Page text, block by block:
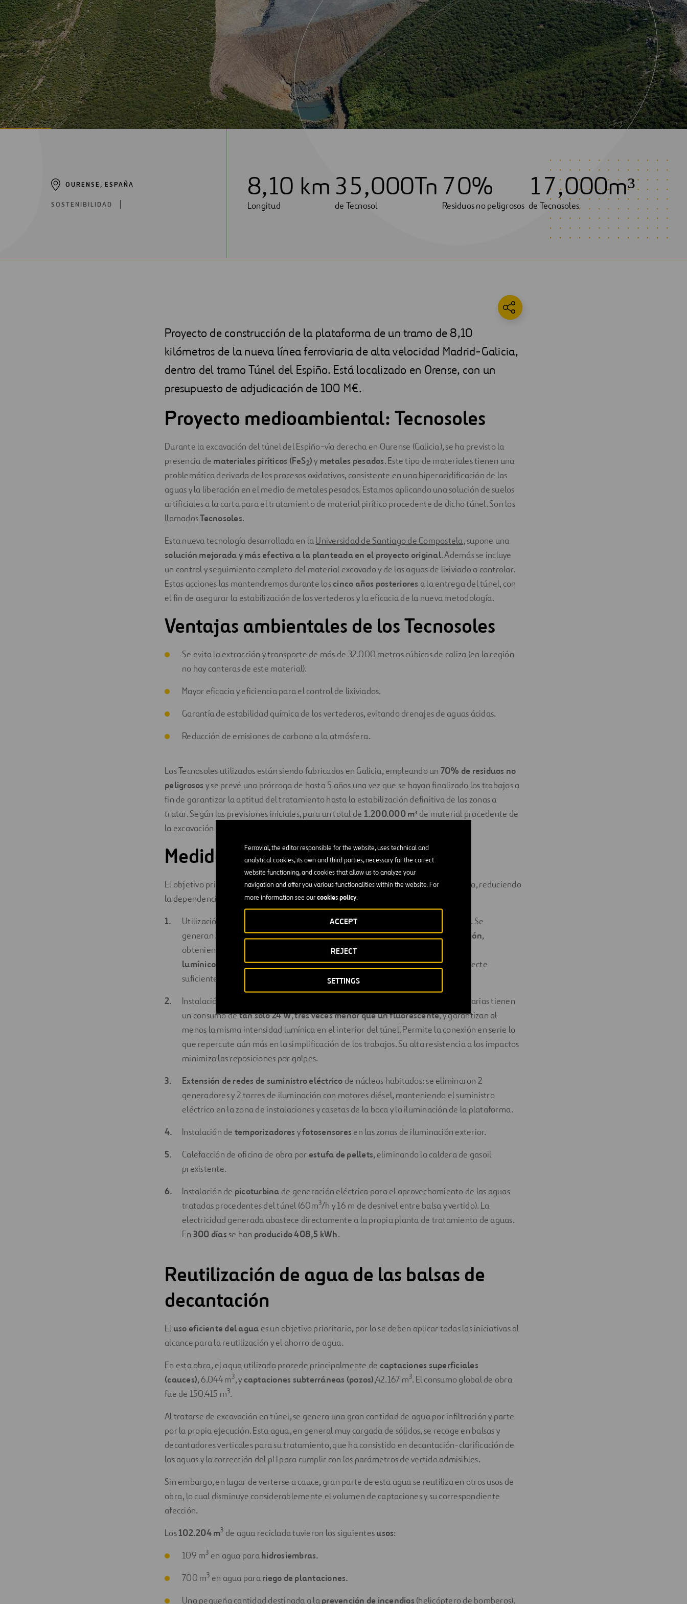
Ferrovial, the editor responsible for the website, uses technical and
analytical cookies, its own and third parties, necessary for the correct
website functioning, and cookies that allow us to analyze your
navigation and offer you various functionalities within the website. For
more information see ourcookies policy.
SETTINGS
REJECT
ACCEPT
Digitalización
Automatización
Ingeniería
OURENSE, ESPAÑA
SOSTENIBILIDAD
8,10 km
Longitud
35,000Tn
de Tecnosol
70%
Residuos no peligrosos
17,000m³
de Tecnosoles
Proyecto de construcción de la plataforma de un tramo de 8,10
kilómetros de la nueva línea ferroviaria de alta velocidad Madrid-Galicia,
dentro del tramo Túnel del Espiño. Está localizado en Orense, con un
presupuesto de adjudicación de 100 M€.
Proyecto medioambiental: Tecnosoles
Durante la excavación del túnel del Espiño-vía derecha en Ourense (Galicia), se ha previsto la
presencia de materiales piríticos (FeS2)y metales pesados. Este tipo de materiales tienen una
problemática derivada de los procesos oxidativos, consistente en una hiperacidificación de las
aguas y la liberación en el medio de metales pesados. Estamos aplicando una solución de suelos
artificiales a la carta para el tratamiento de material pirítico procedente de dicho túnel. Son los
llamadosTecnosoles.
Esta nueva tecnología desarrollada en laUniversidad de Santiago de Compostela, supone una
solución mejorada y más efectiva a la planteada en el proyecto original. Además se incluye
un control y seguimiento completo del material excavado y de las aguas de lixiviado a controlar.
Estas acciones las mantendremos durante loscinco años posteriores a la entrega del túnel, con
el fin de asegurar la estabilización de los vertederos y la eficacia de la nueva metodología.
Ventajas ambientales de los Tecnosoles
Se evita la extracción y transporte de más de 32.000 metros cúbicos de caliza (en la región
no hay canteras de este material).
Mayor eficacia y eficiencia para el control de lixiviados.
Garantía de estabilidad química de los vertederos, evitando drenajes de aguas ácidas.
Reducción de emisiones de carbono a la atmósfera.
Los Tecnosoles utilizados están siendo fabricados en Galicia, empleando un 70% de residuos no
peligrosos y se prevé una prórroga de hasta 5 años una vez que se hayan finalizado los trabajos a
fin de garantizar la aptitud del tratamiento hasta la estabilización definitiva de las zonas a
tratar. Según las previsiones iniciales, para un total de 1.200.000 m³ de material procedente de
la excavación se usarán unas
Medidas de eficiencia energética
El objetivo principal de este conjunto de actuaciones es el uso eficiente de la energía, reduciendo
la dependencia en obra de generadores y otros consumos diésel.
Utilización de
para alimentación de caseta y báscula de pesado. Se
generan320 W/díacon los dos paneles, además de unabatería de acumulación,
obteniendo tensión a
. Además, el equipo incluye un
lumínico que apaga automáticamente la luminaria interior en caso que se detecte
suficiente luz.
Instalación de luminarias de tecnología LED en el túnel de
. Estas luminarias tienen
un consumo detan sólo 24 W,tres veces menor que un fluorescente, y garantizan al
menos la misma intensidad lumínica en el interior del túnel. Permite la conexión en serie lo
que repercute aún más en la simplificación de los trabajos. Su alta resistencia a los impactos
minimiza las reposiciones por golpes.
Extensión de redes de suministro eléctrico de núcleos habitados: se eliminaron 2
generadores y 2 torres de iluminación con motores diésel, manteniendo el suministro
eléctrico en la zona de instalaciones y casetas de la boca y la iluminación de la plataforma.
Instalación de temporizadores yfotosensores en las zonas de iluminación exterior.
Calefacción de oficina de obra por estufa de pellets, eliminando la caldera de gasoil
prexistente.
Instalación de picoturbina de generación eléctrica para el aprovechamiento de las aguas
tratadas procedentes del túnel (60m3/h y 16 m de desnivel entre balsa y vertido). La
electricidad generada abastece directamente a la propia planta de tratamiento de aguas.
En 300 días se han producido 408,5 kWh.
Reutilización de agua de las balsas de
decantación
El uso eficiente del agua es un objetivo prioritario, por lo se deben aplicar todas las iniciativas al
alcance para la reutilización y el ahorro de agua.
En esta obra, el agua utilizada procede principalmente de captaciones superficiales
(cauces), 6.044 m3, y captaciones subterráneas (pozos),42.167 m3. El consumo global de obra
fue de 150.415 m3.
Al tratarse de excavación en túnel, se genera una gran cantidad de agua por infiltración y parte
por la propia ejecución. Esta agua, en general muy cargada de sólidos, se recoge en balsas y
decantadores verticales para su tratamiento, que ha consistido en decantación-clarificación de
las aguas y la corrección del pH para cumplir con los parámetros de vertido admisibles.
Sin embargo, en lugar de verterse a cauce, gran parte de esta agua se reutiliza en otros usos de
obra, lo cual disminuye considerablemente el volumen de captaciones y su correspondiente
afección.
Los102.204 m3 de agua reciclada tuvieron los siguientesusos:
109 m3 en agua parahidrosiembras.
700 m3 en agua parariego de plantaciones.
Una pequeña cantidad destinada a laprevención de incendios (helicóptero de bomberos).